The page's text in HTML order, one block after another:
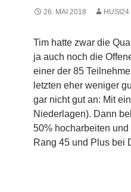
26. MAI 2018 HUSI24
Tim hatte zwar die
ja auch noch die
einer der 85
letzten eher weniger
gar nicht gut an: Mit
Niederlagen). Dann
50% hocharbeiten
Rang 45 und Plus bei